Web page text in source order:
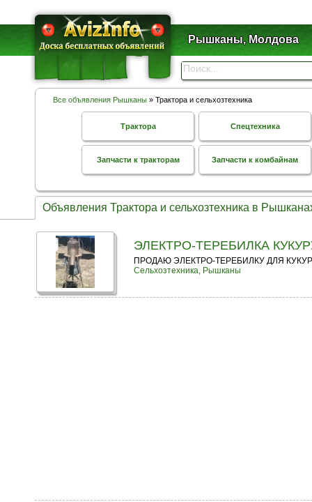
Рышканы, Молдова
Все объявления Рышканы » Трактора и сельхозтехника
Трактора Спецтехника
Запчасти к тракторам Запчасти к комбайнам
Объявления Трактора и сельхозтехника в
ЭЛЕКТРО-ТЕРЕБИЛКА
ПРОДАЮ ЭЛЕКТРО-ТЕРЕБИЛКУ ДЛЯ
Сельхозтехника, Рышканы